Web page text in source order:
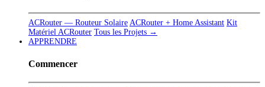
ACRouter — Routeur Solaire ACRouter + Home Assistant Kit
Matériel ACRouter Tous les Projets →
APPRENDRE
Commencer